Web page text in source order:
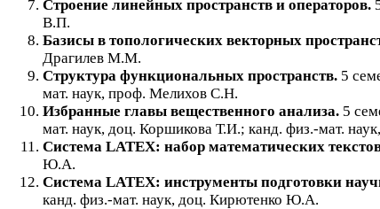
Строение линейных пространств и операторов.
В.П.
Базисы в топологических векторных
Драгилев М.М.
Структура функциональных пространств. 5
мат. наук, проф. Мелихов С.Н.
Избранные главы вещественного анализа. 5
мат. наук, доц. Коршикова Т.И.; канд. физ.-мат.
Система LATEX: набор математических
Ю.А.
Система LATEX: инструменты подготовки
канд. физ.-мат. наук, доц. Кирютенко Ю.А.